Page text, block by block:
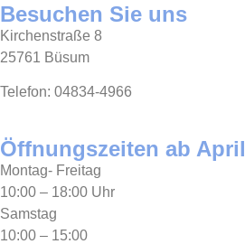
Besuchen Sie uns
Kirchenstraße 8
25761 Büsum
Telefon: 04834-4966
Öffnungszeiten ab April
Montag- Freitag
10:00 – 18:00 Uhr
Samstag
10:00 – 15:00